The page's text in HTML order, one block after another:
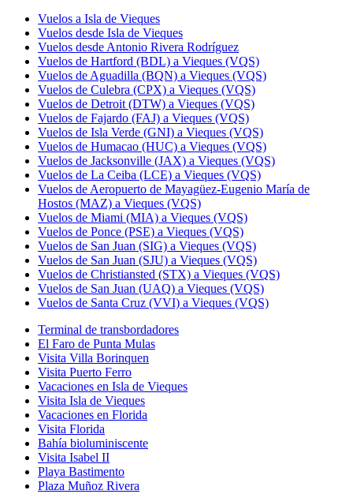
Vuelos a Isla de Vieques
Vuelos desde Isla de Vieques
Vuelos desde Antonio Rivera Rodríguez
Vuelos de Hartford (BDL) a Vieques (VQS)
Vuelos de Aguadilla (BQN) a Vieques (VQS)
Vuelos de Culebra (CPX) a Vieques (VQS)
Vuelos de Detroit (DTW) a Vieques (VQS)
Vuelos de Fajardo (FAJ) a Vieques (VQS)
Vuelos de Isla Verde (GNI) a Vieques (VQS)
Vuelos de Humacao (HUC) a Vieques (VQS)
Vuelos de Jacksonville (JAX) a Vieques (VQS)
Vuelos de La Ceiba (LCE) a Vieques (VQS)
Vuelos de Aeropuerto de Mayagüez-Eugenio María de
Hostos (MAZ) a Vieques (VQS)
Vuelos de Miami (MIA) a Vieques (VQS)
Vuelos de Ponce (PSE) a Vieques (VQS)
Vuelos de San Juan (SIG) a Vieques (VQS)
Vuelos de San Juan (SJU) a Vieques (VQS)
Vuelos de Christiansted (STX) a Vieques (VQS)
Vuelos de San Juan (UAQ) a Vieques (VQS)
Vuelos de Santa Cruz (VVI) a Vieques (VQS)
Terminal de transbordadores
El Faro de Punta Mulas
Visita Villa Borinquen
Visita Puerto Ferro
Vacaciones en Isla de Vieques
Visita Isla de Vieques
Vacaciones en Florida
Visita Florida
Bahía bioluminiscente
Visita Isabel II
Playa Bastimento
Plaza Muñoz Rivera